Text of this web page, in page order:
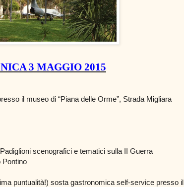
3 MAGGIO 2015
il museo di “Piana delle Orme”, Strada Migliara
scenografici e tematici sulla II Guerra
Pontino
puntualità!) sosta gastronomica self-service presso il